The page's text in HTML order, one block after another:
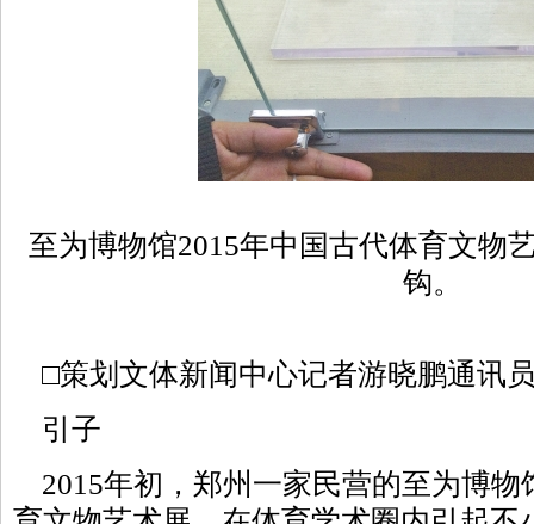
至为博物馆2015年中国古代体育文物
钩。
□策划文体新闻中心记者游晓鹏通讯
引子
2015年初，郑州一家民营的至为博物